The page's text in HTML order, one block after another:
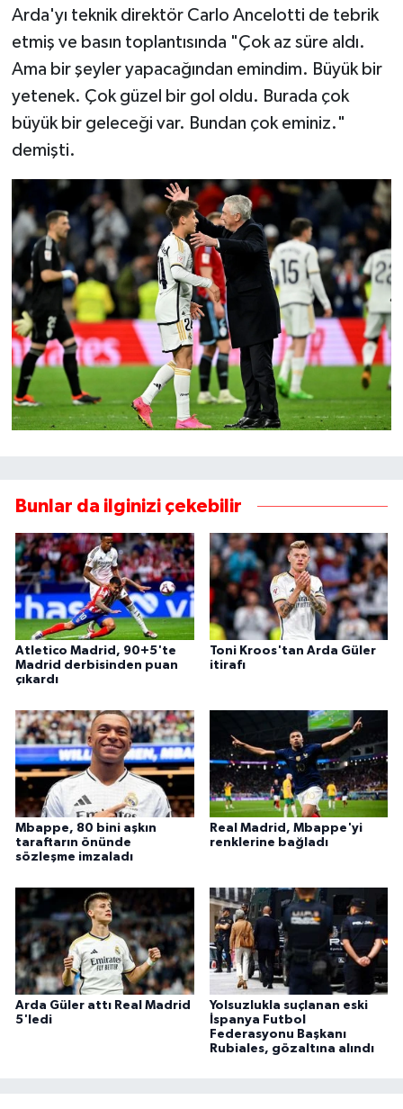
Arda'yı teknik direktör Carlo Ancelotti de tebrik
etmiş ve basın toplantısında "Çok az süre aldı.
Ama bir şeyler yapacağından emindim. Büyük bir
yetenek. Çok güzel bir gol oldu. Burada çok
büyük bir geleceği var. Bundan çok eminiz."
demişti.
Bunlar da ilginizi çekebilir
Atletico Madrid, 90+5'te
Madrid derbisinden puan
çıkardı
Toni Kroos'tan Arda Güler
itirafı
Mbappe, 80 bini aşkın
taraftarın önünde
sözleşme imzaladı
Real Madrid, Mbappe'yi
renklerine bağladı
Arda Güler attı Real Madrid
5'ledi
Yolsuzlukla suçlanan eski
İspanya Futbol
Federasyonu Başkanı
Rubiales, gözaltına alındı